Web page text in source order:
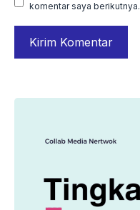
komentar saya berikutnya.